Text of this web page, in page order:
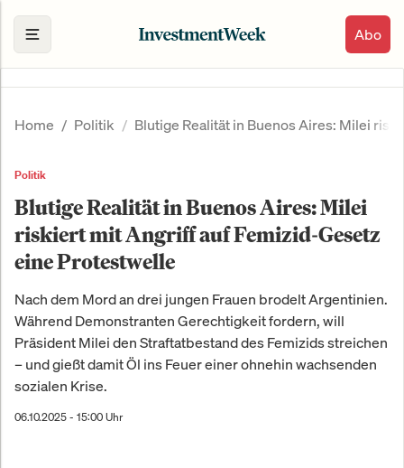
Abo
Home Politik Blutige Realität in Buenos Aires: Milei
Politik
Blutige Realität in Buenos Aires: Milei
riskiert mit Angriff auf Femizid-Gesetz
eine Protestwelle
Nach dem Mord an drei jungen Frauen brodelt Argentinien.
Während Demonstranten Gerechtigkeit fordern, will
Präsident Milei den Straftatbestand des Femizids streichen
– und gießt damit Öl ins Feuer einer ohnehin wachsenden
sozialen Krise.
06.10.2025 - 15:00 Uhr